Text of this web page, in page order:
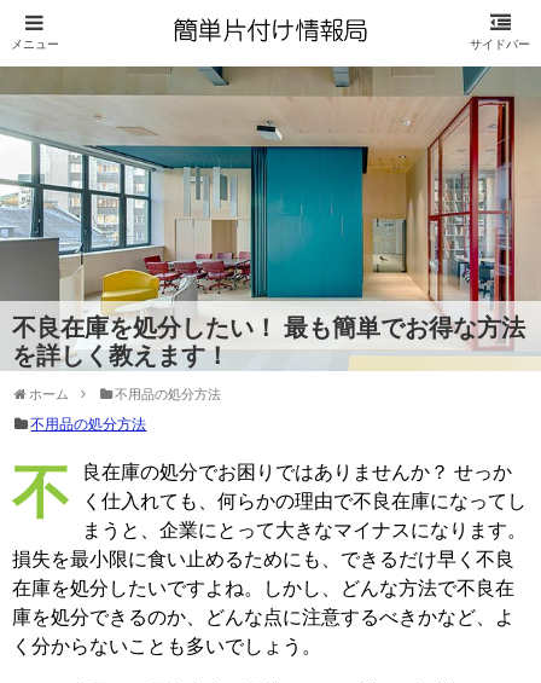
不良在庫を処分したい！ 最も簡単でお得な方法
を詳しく教えます！
ホーム 不用品の処分方法
不用品の処分方法
不良在庫の処分でお困りではありませんか？ せっか
く仕入れても、何らかの理由で不良在庫になってし
まうと、企業にとって大きなマイナスになります。
損失を最小限に食い止めるためにも、できるだけ早く不良
在庫を処分したいですよね。しかし、どんな方法で不良在
庫を処分できるのか、どんな点に注意するべきかなど、よ
く分からないことも多いでしょう。